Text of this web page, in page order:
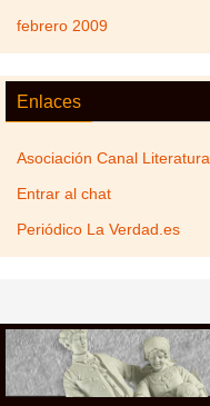
febrero 2009
Enlaces
Asociación Canal Literatura
Entrar al chat
Periódico La Verdad.es